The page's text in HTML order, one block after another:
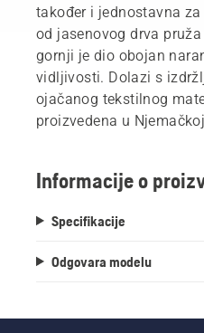
također i jednostavna
od jasenovog drva
gornji je dio obojan
vidljivosti. Dolazi s
ojačanog tekstilnog
proizvedena u
Informacije o
Specifikacije
Odgovara modelu